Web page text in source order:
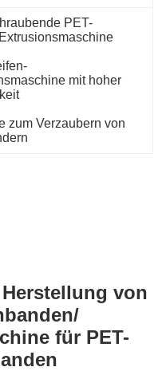
PET-
mit hoher
zum Verzaubern von
von
für PET-